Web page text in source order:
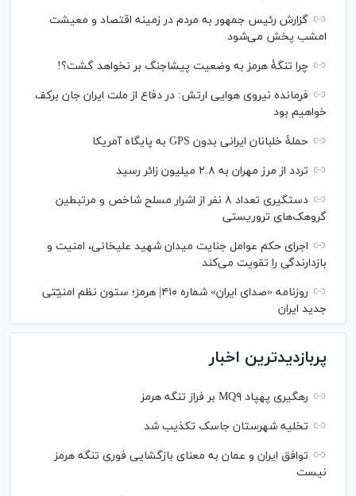
گزارش رئیس‌ جمهور به مردم در زمینه اقتصاد و معیشت
امشب پخش می‌شود
چرا تنگۀ هرمز به وضعیت پیشاجنگ بر نخواهد گشت؟!
فرمانده نیروی هوایی ارتش: در دفاع از ملت ایران جان برکف
خواهیم بود
حملۀ خلبانان ایرانی بدون GPS به پایگاه آمریکا
تردد از مرز مهران به ۲.۸ میلیون زائر رسید
دستگیری تعداد ۸ نفر از اشرار مسلح شاخص و مرتبطین
گروهک‌های تروریستی
اجرای حکم عوامل جنایت میدان شهید علیخانی، امنیت و
بازدارندگی را تقویت می‌کند
روزنامه «صدای ایران» شماره ۴۱۰| هرمز؛ ستون نظم امنیّتی
جدید ایران
پربازدیدترین اخبار
رهگیری پهپاد MQ۹ بر فراز تنگه هرمز
تخلیه شهرستان جاسک تکذیب شد
توافق ایران و عمان به معنای بازگشایی فوری تنگه هرمز
نیست